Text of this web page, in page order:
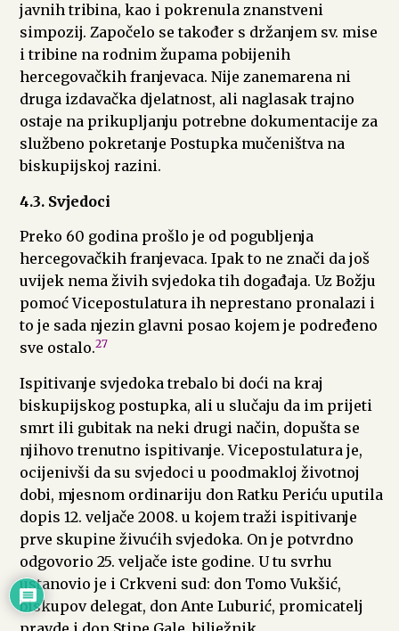
javnih tribina, kao i pokrenula znanstveni
simpozij. Započelo se također s držanjem sv. mise
i tribine na rodnim župama pobijenih
hercegovačkih franjevaca. Nije zanemarena ni
druga izdavačka djelatnost, ali naglasak trajno
ostaje na prikupljanju potrebne dokumentacije za
službeno pokretanje Postupka mučeništva na
biskupijskoj razini.
4.3. Svjedoci
Preko 60 godina prošlo je od pogubljenja
hercegovačkih franjevaca. Ipak to ne znači da još
uvijek nema živih svjedoka tih događaja. Uz Božju
pomoć Vicepostulatura ih neprestano pronalazi i
to je sada njezin glavni posao kojem je podređeno
sve ostalo.27
Ispitivanje svjedoka trebalo bi doći na kraj
biskupijskog postupka, ali u slučaju da im prijeti
smrt ili gubitak na neki drugi način, dopušta se
njihovo trenutno ispitivanje. Vicepostulatura je,
ocijenivši da su svjedoci u poodmakloj životnoj
dobi, mjesnom ordinariju don Ratku Periću uputila
dopis 12. veljače 2008. u kojem traži ispitivanje
prve skupine živućih svjedoka. On je potvrdno
odgovorio 25. veljače iste godine. U tu svrhu
ustanovio je i Crkveni sud: don Tomo Vukšić,
biskupov delegat, don Ante Luburić, promicatelj